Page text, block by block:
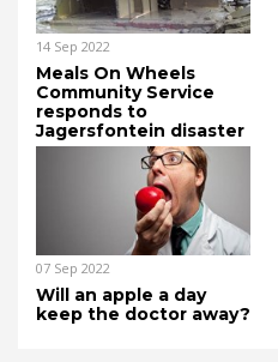
14 Sep 2022
Meals On Wheels
Community Service
responds to
Jagersfontein disaster
07 Sep 2022
Will an apple a day
keep the doctor away?